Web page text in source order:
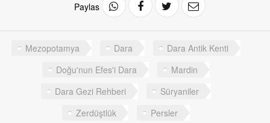
Paylas
Mezopotamya Dara
Dara Antik Kenti
Doğu'nun Efes'i Dara
Mardin
Dara Gezi Rehberi
Süryaniler
Zerdüştlük
Persler